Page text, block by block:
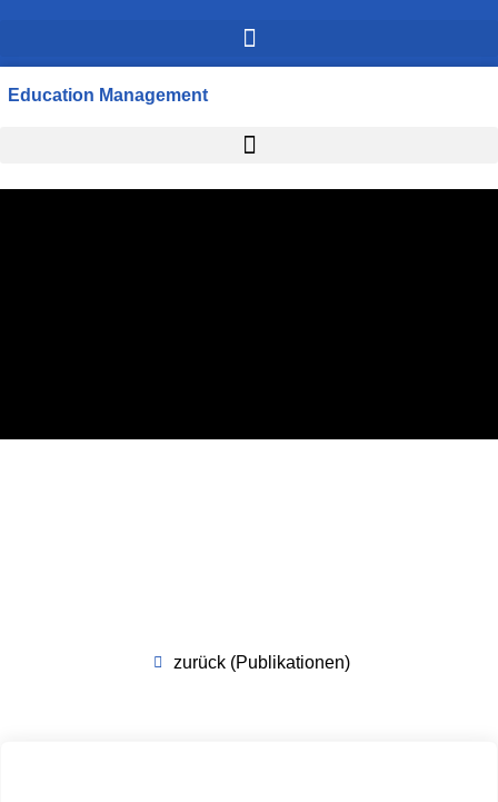
Education Management
zurück (Publikationen)